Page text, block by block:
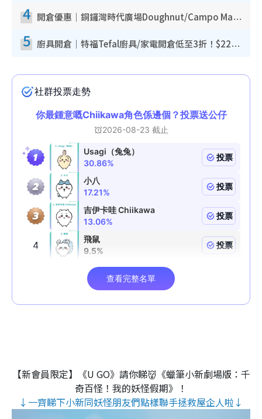
4 開倉優惠｜銅鑼灣時代廣場Doughnut/Campo Marzio開倉低至1折！背囊、書包、手袋劈價$200起
5 廚具開倉｜特福Tefal廚具/家電開倉低至3折！$220起買平底鍋/炒鑊/湯煲！電飯煲/吸塵機/燙斗$418起
【新會員限定】《U GO》請你睇👹《蠟筆小新劇場版：千
奇百怪！我的妖怪假期》！
↓一齊睇下小新同妖怪朋友們點樣聯手拯救屋企人啦↓